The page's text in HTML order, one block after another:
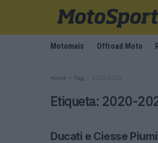
Motomais Offroad Moto
Home Tag 2020-2021
Etiqueta: 2020-
Ducati e Ciesse